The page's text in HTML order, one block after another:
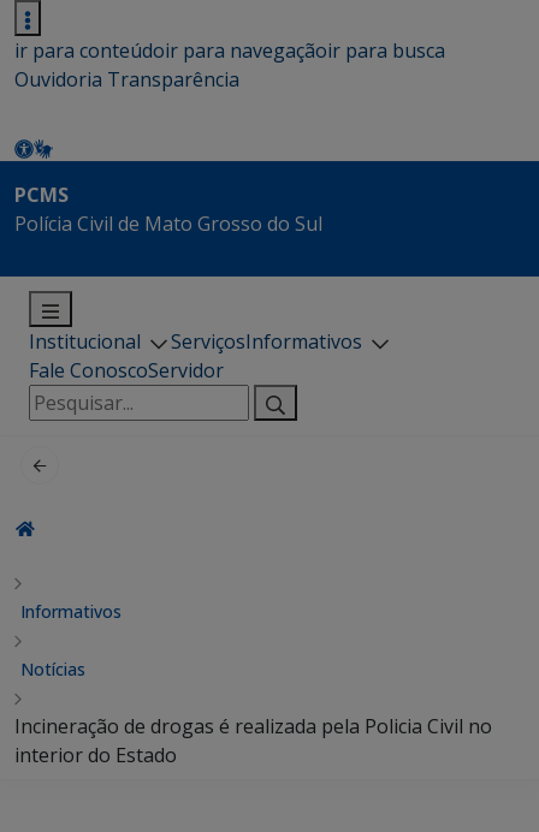
ir para conteúdoir para navegaçãoir para busca
Ouvidoria Transparência
PCMS
Polícia Civil de Mato Grosso do Sul
Institucional ServiçosInformativos
Fale ConoscoServidor
Pesquisar
por:
Informativos
Notícias
Incineração de drogas é realizada pela Policia Civil no
interior do Estado